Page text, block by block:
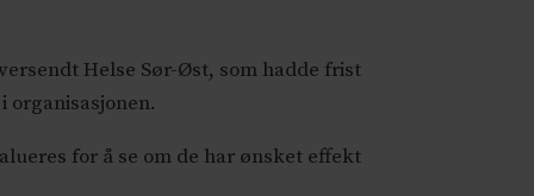
Helse Sør-Øst, som hadde frist
for å se om de har ønsket effekt